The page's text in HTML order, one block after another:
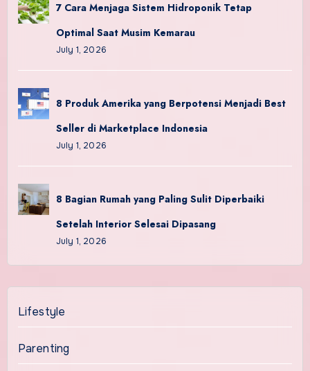
7 Cara Menjaga Sistem Hidroponik Tetap
Optimal Saat Musim Kemarau
July 1, 2026
8 Produk Amerika yang Berpotensi Menjadi Best
Seller di Marketplace Indonesia
July 1, 2026
8 Bagian Rumah yang Paling Sulit Diperbaiki
Setelah Interior Selesai Dipasang
July 1, 2026
Lifestyle
Parenting